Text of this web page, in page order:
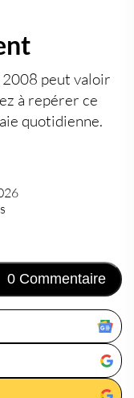
2008 peut valoir
à repérer ce
quotidienne.
0 Commentaire